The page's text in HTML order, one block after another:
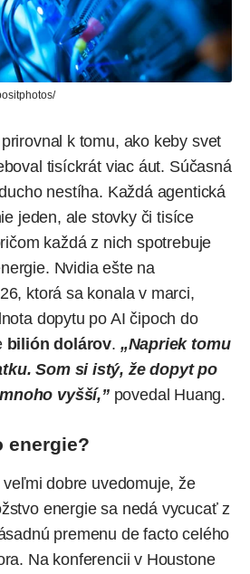
/
k tomu, ako keby svet
tisíckrát viac áut. Súčasná
nestíha. Každá agentická
jeden, ale stovky či tisíce
každá z nich spotrebuje
Nvidia ešte na
ktorá sa konala v marci,
dopytu po AI čipoch do
bilión dolárov. „Napriek tomu
Som si istý, že dopyt po
vyšší,”povedal Huang.
energie?
dobre uvedomuje, že
energie sa nedá vycucať z
premenu de facto celého
Na konferencii v Houstone